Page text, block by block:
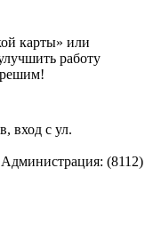
карты» или
работу
вход с ул.
Администрация: (8112)